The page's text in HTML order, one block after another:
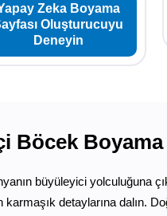
Zeka Boyama
Oluşturucuyu
Deneyin
Böcek Boyama
büyüleyici yolculuğuna
detaylarına dalın.